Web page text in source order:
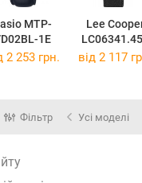
MTP-
1E
Lee
2 253 грн. від 2 117
Фільтр Усі моделі